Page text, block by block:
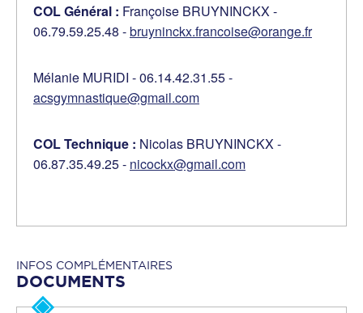
COL Général : Françoise BRUYNINCKX -
06.79.59.25.48 -bruyninckx.francoise@orange.fr
Mélanie MURIDI - 06.14.42.31.55 -
acsgymnastique@gmail.com
COL Technique : Nicolas BRUYNINCKX -
06.87.35.49.25 - nicockx@gmail.com
INFOS COMPLÉMENTAIRES
DOCUMENTS